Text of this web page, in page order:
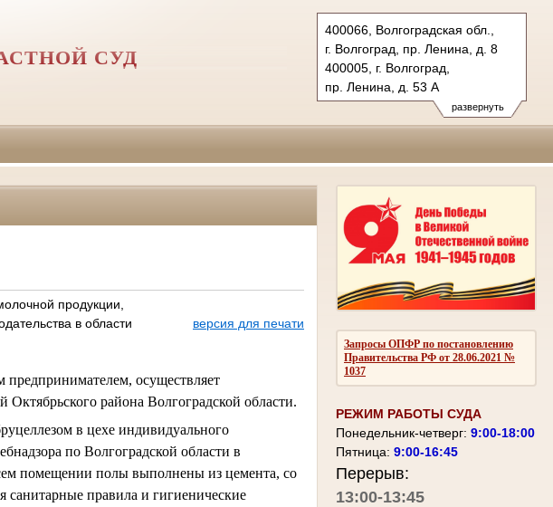
развернуть
400066, Волгоградская обл.,
г. Волгоград, пр. Ленина, д. 8
400005, г. Волгоград,
пр. Ленина, д. 53 А
Тел.: (8442) 38-21-98, 23-87-44
oblsud.vol@sudrf.ru
СУД
Запросы ОПФР по постановлению
Правительства РФ от 28.06.2021 №
1037
РЕЖИМ РАБОТЫ СУДА
Понедельник-четверг: 9:00-18:00
Пятница: 9:00-16:45
Перерыв:
13:00-13:45
продукции,
в области
версия для печати
предпринимателем, осуществляет
района Волгоградской области.
в цехе индивидуального
по Волгоградской области в
помещении полы выполнены из цемента, со
правила и гигиенические